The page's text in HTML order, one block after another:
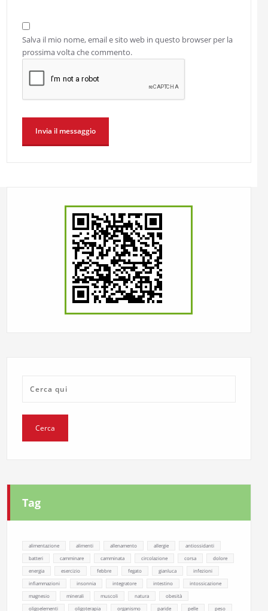
Salva il mio nome, email e sito web in questo browser per la
prossima volta che commento.
Tag
alimentazione alimenti allenamento allergie
antiossidanti
batteri
camminare camminata circolazione corsa
dolore
energia
esercizio febbre fegato gianluca
infezioni
infiammazioni
insonnia integratore intestino
intossicazione
magnesio
minerali muscoli natura
obesità
oligoelementi
oligoterapia organismo paride pelle
peso